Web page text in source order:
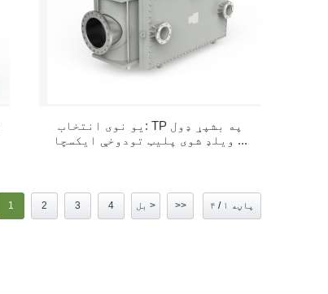
یو نوی انتخاب: TP په بشپړ ډول
ویلډ شوی پلیټ تودوخې ایکسچا ...
1 2 3 4 بل > >> پاڼه ۱ / ۴